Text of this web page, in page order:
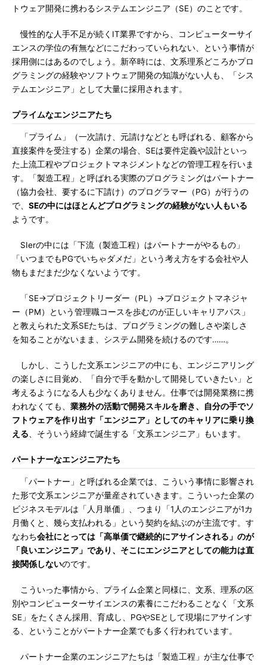
トウェア開発に携わるシステムエンジニア（SE）のことです。
慢性的な人手不足が続くIT業界ですから、コンピューターサイ
エンスの学位の有無などにこだわっていられない、という事情が
採用側にはあるのでしょう。新卒時には、文系理系どころかプロ
グラミングの経験やソフトウェア開発の知識がない人も、「シス
テムエンジニア」として大量に採用されます。
プライムなエンジニアたち
「プライム」（一次請け、元請けなどとも呼ばれる、顧客から
直接案件を受注する）企業の場合、SEは要件定義や設計といっ
た上流工程やプロジェクトマネジメントなどの管理工程を行いま
す。「製造工程」と呼ばれる実際のプログラミングはパートナー
（協力会社、要するに下請け）のプログラマー（PG）が行うの
で、 SEの中にはほとんどプログラミングの経験がない人もいる
ようです。
SIerの中には「下流（製造工程）はパートナーがやるもの」
「いつまでもPGでいちゃダメだ」という考え方をする会社や人
物もまだまだ少なくないようです。
「SE→プロジェクトリーダー（PL）→プロジェクトマネジャ
ー（PM）という管理職コースを歩むのが正しいキャリアパス」
と教えられた文系SEたちは、プログラミングの難しさや楽しさ
を知ることがないまま、システム開発を続けるのです……。
しかし、こうした文系エンジニアの中にも、エンジニアリング
の楽しさに目覚め、「自分で手を動かして開発していきたい」と
考えるようになる人も少なくありません。仕事では開発業務に携
われなくても、 業務外の活動で開発スキルを磨き、自分の手でソ
フトウェアを作り出す「エンジニア」としてのキャリアに乗り換
える 、そういう経緯で誕生する「文系エンジニア」もいます。
パートナーなエンジニアたち
「パートナー」と呼ばれる企業では、こういう事情に影響され
た形で文系エンジニアが量産されていきます。こういった企業の
ビジネスモデルは「人月単価」、つまり「1人のエンジニアが1カ
月働くと、幾ら支払われる」という契約を結ぶのが主流です。す
なわち会社にとっては「高単価で継続的にアサインされる」のが
「良いエンジニア」であり、そこにエンジニアとしての能力は直
接関係しないのです。
こういった事情から、プライム企業と同様に、文系、理系の区
別やコンピューターサイエンスの素養にこだわることなく「文系
SE」をたくさん採用、育成し、PGやSEとして現場にアサインす
る、ということがパートナー企業でも多く行われています。
パートナー企業のエンジニアたちは「製造工程」が主な仕事で